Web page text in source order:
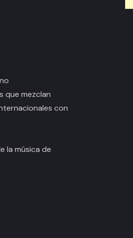
que mezclan
con
la música de